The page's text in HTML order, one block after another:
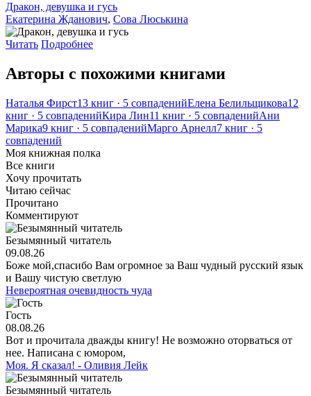
Дракон, девушка и гусь
Екатерина Жданович, Сова Люськина
Читать Подробнее
Авторы с похожими книгами
Наталья Фирст13 книг · 5 совпаденийЕлена Белильщикова12
книг · 5 совпаденийКира Лин11 книг · 5 совпаденийАни
Марика9 книг · 5 совпаденийМарго Арнелл7 книг · 5
совпадений
Моя книжная полка
Все книги
Хочу прочитать
Читаю сейчас
Прочитано
Комментируют
Безымянный читатель
09.08.26
Боже мой,спасибо Вам огромное за Ваш чудный русский язык
и Вашу чистую светлую
Невероятная очевидность чуда
Гость
08.08.26
Вот и прочитала дважды книгу! Не возможно оторваться от
нее. Написана с юмором,
Моя. Я сказал! - Оливия Лейк
Безымянный читатель